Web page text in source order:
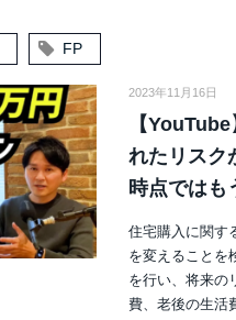
FP
2023年11月16日
【
れたリスク
時点ではも
住宅購入に関す
を変えることを
を行い、将来の
費、老後の生活